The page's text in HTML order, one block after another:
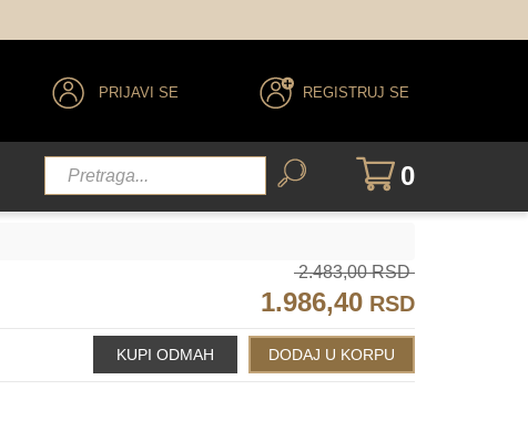
PRIJAVI SE REGISTRUJ SE
0
2.483,00 RSD
1.986,40 RSD